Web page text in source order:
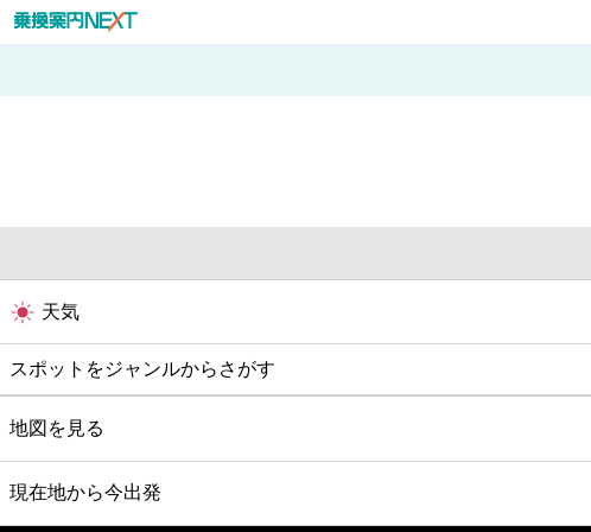
天気
スポットをジャンルからさがす
グルメ
映画
地図を見る
現在地から今出発